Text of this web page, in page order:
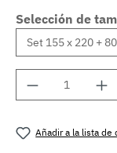
Selección de
Cantidad
Añadir a la lista de